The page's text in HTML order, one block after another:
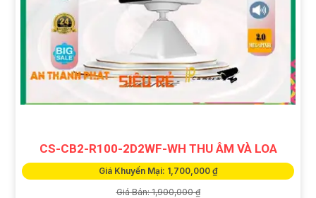
CS-CB2-R100-2D2WF-WH THU ÂM VÀ LOA
Giá Khuyến Mại: 1,700,000 ₫
Giá Bán: 1,900,000 ₫